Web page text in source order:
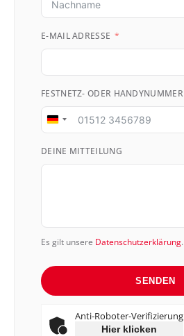
E-MAIL ADRESSE
FESTNETZ- ODER HANDYNUMMER
Germany
DEINE MITTEILUNG
Es gilt unsere Datenschutzerklärung.
SENDEN
Anti-Roboter-Verifizierung
Hier klicken